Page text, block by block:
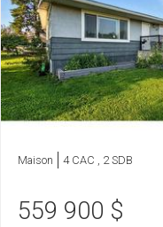
Maison 4 CAC , 2 SDB
559 900 $